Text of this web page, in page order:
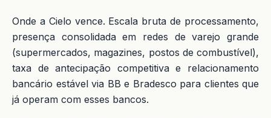
Onde a Cielo vence. Escala bruta de processamento,
presença consolidada em redes de varejo grande
(supermercados, magazines, postos de combustível),
taxa de antecipação competitiva e relacionamento
bancário estável via BB e Bradesco para clientes que
já operam com esses bancos.